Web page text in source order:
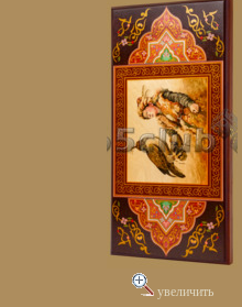
увеличить